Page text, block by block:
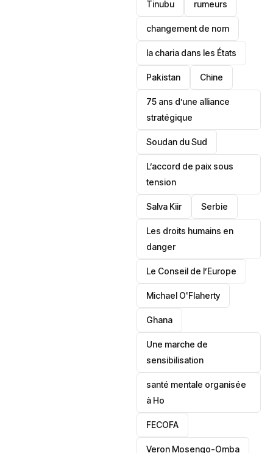
Tinubu rumeurs
changement de nom
la charia dans les États
‎Pakistan Chine
75 ans d’une alliance
stratégique
‎Soudan du Sud
L’accord de paix sous
tension
Salva Kiir ‎Serbie
Les droits humains en
danger
‎Le Conseil de l’Europe
Michael O'Flaherty
‎Ghana
Une marche de
sensibilisation
santé mentale organisée
à Ho
‎FECOFA
Veron Mosengo-Omba